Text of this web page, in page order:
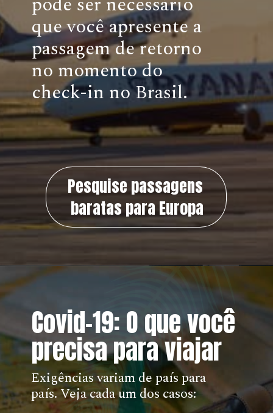
que você apresente a
passagem de retorno
no momento do
check-in no Brasil.
Pesquise passagens
baratas para Europa
Covid-19: O que você
precisa para viajar
Exigências variam de país para
país. Veja cada um dos casos: